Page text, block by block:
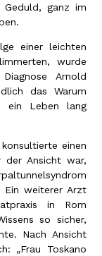
Geduld, ganz im
einer leichten
wurde
Arnold
das Warum
ein Leben lang
einen
der Ansicht war,
Ein weiterer Arzt
in Rom
so sicher,
Nach Ansicht
„Frau Toskano